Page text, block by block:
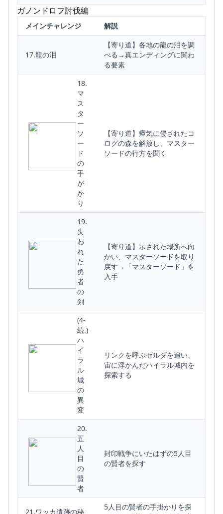
ガノンドロフ討伐編
メインチャレンジ 解説
17.龍の泪
【寄り道】各地の龍の泪を調
べる→真エンディングに関わ
る要素
18.
マ
ス
タ
ー
ソ
ー
ド
の
手
が
か
り
【寄り道】瘴気に侵されたコ
ログの森を解放し、マスター
ソードの行方を聞く
19.
失
わ
れ
た
勇
者
の
剣
【寄り道】示された場所へ向
かい、マスターソードを取り
戻す→「マスターソード」を
入手
(4-
続.)
ハ
イ
ラ
ル
城
の
異
変
リンクを呼ぶゼルダを追い、
宙に浮かんだハイラル城内を
探索する
20.
五
人
目
の
賢
者
封印戦争にいたはずの5人目
の賢者を探す
21.ワッカ遺跡の秘
5人目の賢者の手掛かりを探